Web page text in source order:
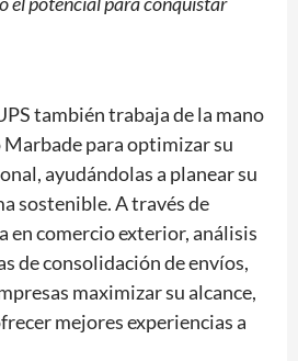
también trabaja de la mano
Marbade para optimizar su
ayudándolas a planear su
sostenible. A través de
en comercio exterior, análisis
de consolidación de envíos,
maximizar su alcance,
mejores experiencias a